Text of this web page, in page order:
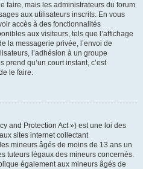
faire, mais les administrateurs du forum
aux utilisateurs inscrits. En vous
accès à des fonctionnalités
aux visiteurs, tels que l’affichage
la messagerie privée, l’envoi de
l’adhésion à un groupe
prend qu’un court instant, c’est
le faire.
and Protection Act ») est une loi des
sites internet collectant
mineurs âgés de moins de 13 ans un
tuteurs légaux des mineurs concernés.
également aux mineurs âgés de